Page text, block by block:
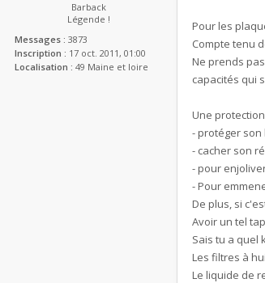
Barback
Légende !
Messages : 3873
Inscription : 17 oct. 2011, 01:00
Localisation : 49 Maine et loire
Pour les
Compte tenu
Ne prends
capacités qui
Une
- protéger
- cacher son
- pour
- Pour
De plus, si
Avoir un tel
Sais tu a quel
Les filtres à
Le liquide de